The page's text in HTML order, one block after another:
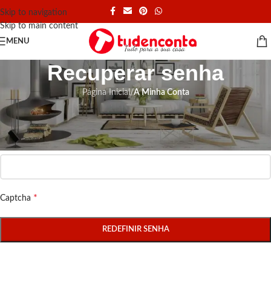
Skip to navigation
Skip to main content
MENU
Recuperar senha
Página Inicial/A Minha Conta
Perdeu a sua senha? Indique o seu nome de utilizador ou endereço de
email. Receberá uma ligação para criar uma nova senha via email.
Nome de utilizador ou email*
Captcha *
REDEFINIR SENHA